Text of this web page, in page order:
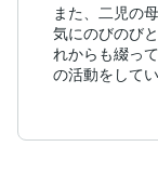
また、二児の
気にのびのび
れからも綴っ
の活動をして
定期的な発注